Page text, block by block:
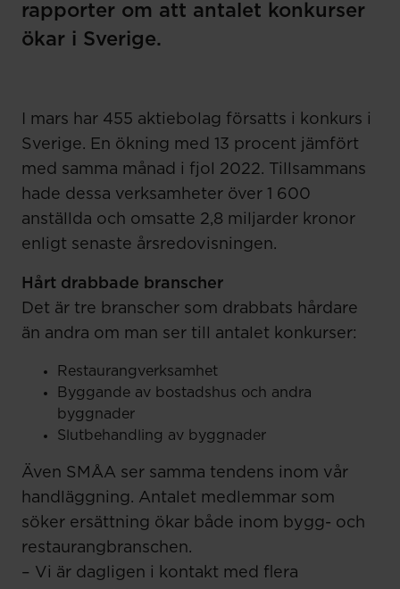
rapporter om att antalet konkurser
ökar i Sverige.
I mars har 455 aktiebolag försatts i konkurs i
Sverige. En ökning med 13 procent jämfört
med samma månad i fjol 2022. Tillsammans
hade dessa verksamheter över 1 600
anställda och omsatte 2,8 miljarder kronor
enligt senaste årsredovisningen.
Hårt drabbade branscher
Det är tre branscher som drabbats hårdare
än andra om man ser till antalet konkurser:
Restaurangverksamhet
Byggande av bostadshus och andra
byggnader
Slutbehandling av byggnader
Även SMÅA ser samma tendens inom vår
handläggning. Antalet medlemmar som
söker ersättning ökar både inom bygg- och
restaurangbranschen.
– Vi är dagligen i kontakt med flera